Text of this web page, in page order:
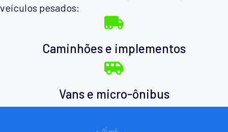
veículos pesados:
Caminhões e implementos
Vans e micro-ônibus